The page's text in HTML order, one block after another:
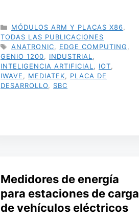
CATEGORÍAS
MÓDULOS ARM Y PLACAS X86
TODAS LAS PUBLICACIONES
ETIQUETAS
ANATRONIC EDGE COMPUTING
GENIO 1200
INDUSTRIAL
INTELIGENCIA ARTIFICIAL
IOT
IWAVE
MEDIATEK
PLACA DE
DESARROLLO
SBC
Medidores de energía
para estaciones de carga
de vehículos eléctricos